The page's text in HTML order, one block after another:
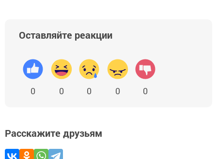
Оставляйте реакции
0 0 0 0 0
Расскажите друзьям